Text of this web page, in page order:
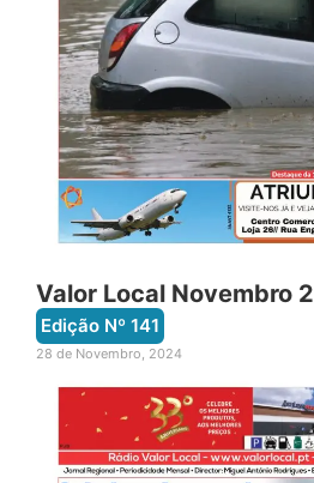
Valor Local Novembro
Edição Nº 141
28 de Novembro, 2024